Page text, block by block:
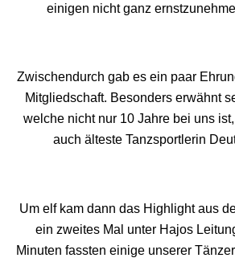
einigen nicht ganz
Zwischendurch gab es ein paar
Mitgliedschaft. Besonders erwähnt
welche nicht nur 10 Jahre bei uns
auch älteste Tanzsportlerin
Um elf kam dann das Highlight aus
ein zweites Mal unter Hajos
Minuten fassten einige unserer